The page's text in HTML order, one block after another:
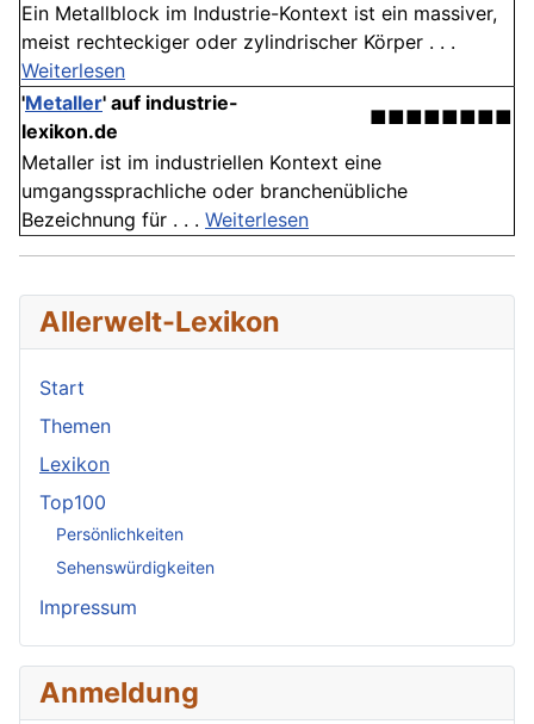
Ein Metallblock im Industrie-Kontext ist ein massiver,
meist rechteckiger oder zylindrischer Körper . . .
Weiterlesen
'Metaller' auf industrie-
lexikon.de
■■■■■■■■
Metaller ist im industriellen Kontext eine
umgangssprachliche oder branchenübliche
Bezeichnung für . . . Weiterlesen
Allerwelt-Lexikon
Start
Themen
Lexikon
Top100
Persönlichkeiten
Sehenswürdigkeiten
Impressum
Anmeldung